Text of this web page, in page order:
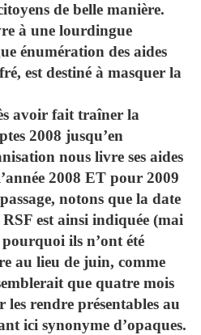
de belle manière.
à une lourdingue
énumération des aides
est destiné à masquer la
avoir fait traîner la
2008 jusqu’en
nous livre ses aides
2008 ET pour 2009
notons que la date
est ainsi indiquée (mai
ils n’ont été
au lieu de juin, comme
que quatre mois
les rendre présentables au
ici synonyme d’opaques.